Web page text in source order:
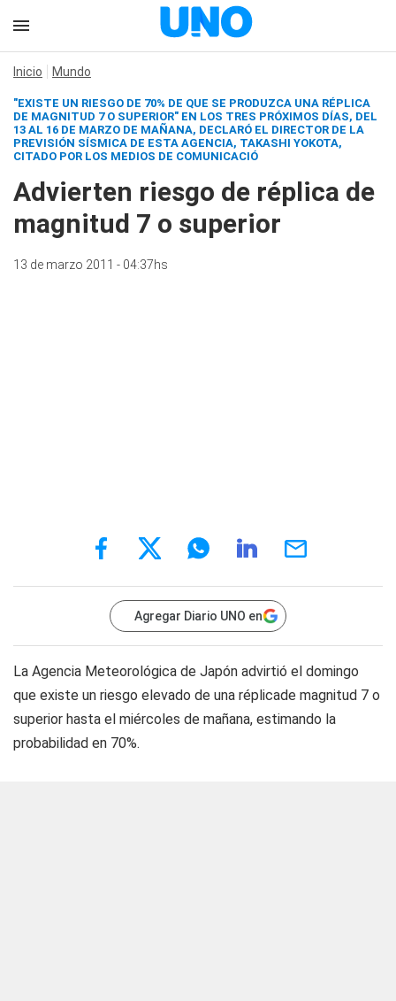
Inicio Mundo
"EXISTE UN RIESGO DE 70% DE QUE SE PRODUZCA UNA RÉPLICA
DE MAGNITUD 7 O SUPERIOR" EN LOS TRES PRÓXIMOS DÍAS, DEL
13 AL 16 DE MARZO DE MAÑANA, DECLARÓ EL DIRECTOR DE LA
PREVISIÓN SÍSMICA DE ESTA AGENCIA, TAKASHI YOKOTA,
CITADO POR LOS MEDIOS DE COMUNICACIÓ
Advierten riesgo de réplica de
magnitud 7 o superior
13 de marzo 2011 - 04:37hs
Agregar Diario UNO en
La Agencia Meteorológica de Japón advirtió el domingo
que existe un riesgo elevado de una réplicade magnitud 7 o
superior hasta el miércoles de mañana, estimando la
probabilidad en 70%.